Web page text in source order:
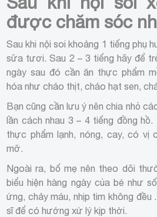
được chăm sóc
Sau khi nội soi khoảng 1 tiếng phụ
sữa tươi. Sau 2 – 3 tiếng hãy để
ngày sau đó cần ăn thực phẩm
hóa như cháo thịt, cháo hạt sen,
Bạn cũng cần lưu ý nên chia nhỏ
lần cách nhau 3 – 4 tiếng đồng
thực phẩm lạnh, nóng, cay, có vị
mỡ.
Ngoài ra, bố mẹ nên theo dõi
biểu hiện hàng ngày của bé như
ứng, chảy máu, nhịp tim không
sĩ để có hướng xử lý kịp thời.